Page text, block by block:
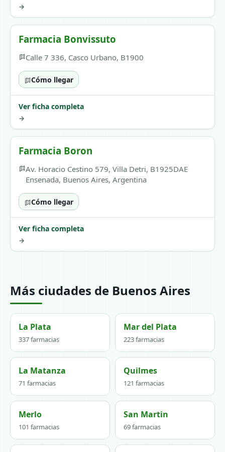
→
Farmacia Bonvissuto
Calle 7 336, Casco Urbano, B1900
Cómo llegar
Ver ficha completa
→
Farmacia Boron
Av. Horacio Cestino 579, Villa Detri, B1925DAE
Ensenada, Buenos Aires, Argentina
Cómo llegar
Ver ficha completa
→
Más ciudades de Buenos Aires
La Plata
337 farmacias
Mar del Plata
223 farmacias
La Matanza
71 farmacias
Quilmes
121 farmacias
Merlo
101 farmacias
San Martin
69 farmacias